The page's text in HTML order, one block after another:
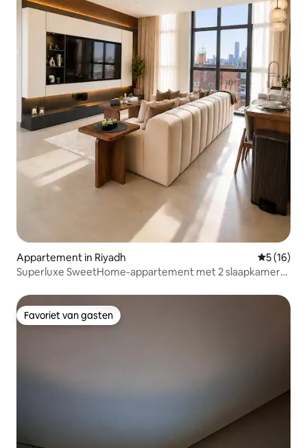
Appartement in Riyadh
5 (16)
Superluxe SweetHome-appartement met 2 slaapkamers |
Favoriet van gasten
Favoriet van gasten